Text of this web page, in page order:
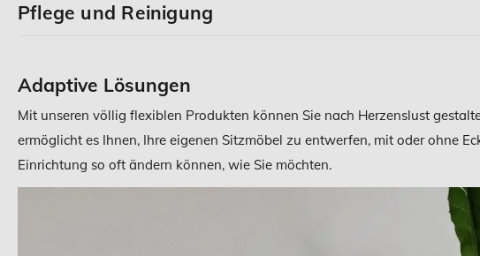
Pflege und Reinigung
Adaptive Lösungen
Mit unseren völlig flexiblen Produkten können Sie nach Herzenslust
ermöglicht es Ihnen, Ihre eigenen Sitzmöbel zu entwerfen, mit oder ohne
Einrichtung so oft ändern können, wie Sie möchten.